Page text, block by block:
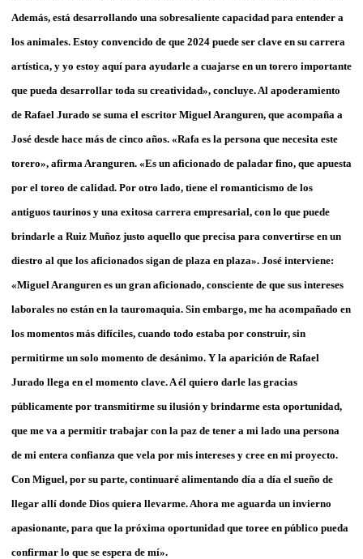
Además, está desarrollando una sobresaliente capacidad para entender a
los animales. Estoy convencido de que 2024 puede ser clave en su carrera
artística, y yo estoy aquí para ayudarle a cuajarse en un torero importante
que pueda desarrollar toda su creatividad», concluye. Al apoderamiento
de Rafael Jurado se suma el escritor Miguel Aranguren, que acompaña a
José desde hace más de cinco años. «Rafa es la persona que necesita este
torero», afirma Aranguren. «Es un aficionado de paladar fino, que apuesta
por el toreo de calidad. Por otro lado, tiene el romanticismo de los
antiguos taurinos y una exitosa carrera empresarial, con lo que puede
brindarle a Ruiz Muñoz justo aquello que precisa para convertirse en un
diestro al que los aficionados sigan de plaza en plaza». José interviene:
«Miguel Aranguren es un gran aficionado, consciente de que sus intereses
laborales no están en la tauromaquia. Sin embargo, me ha acompañado en
los momentos más difíciles, cuando todo estaba por construir, sin
permitirme un solo momento de desánimo. Y la aparición de Rafael
Jurado llega en el momento clave. A él quiero darle las gracias
públicamente por transmitirme su ilusión y brindarme esta oportunidad,
que me va a permitir trabajar con la paz de tener a mi lado una persona
de mi entera confianza que vela por mis intereses y cree en mi proyecto.
Con Miguel, por su parte, continuaré alimentando día a día el sueño de
llegar allí donde Dios quiera llevarme. Ahora me aguarda un invierno
apasionante, para que la próxima oportunidad que toree en público pueda
confirmar lo que se espera de mí».